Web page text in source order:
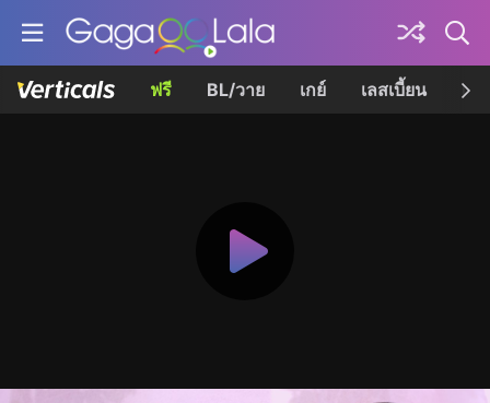
ฟรี BL/วาย เกย์ เลสเบี้ยน เค